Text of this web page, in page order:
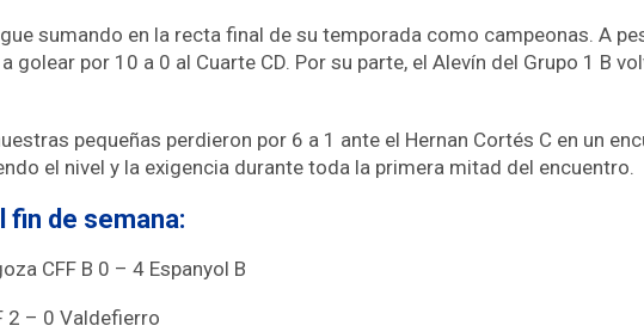
sumando en la recta final de su temporada como campeonas. A
golear por 10 a 0 al Cuarte CD. Por su parte, el Alevín del Grupo 1 B
pequeñas perdieron por 6 a 1 ante el Hernan Cortés C en un
el nivel y la exigencia durante toda la primera mitad del encuentro.
fin de semana:
CFF B 0 – 4 Espanyol B
2 – 0 Valdefierro